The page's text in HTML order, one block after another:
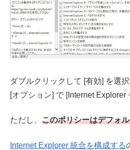
ダブルクリックして [有効] を選択
[オプション] で [Internet Explorer
ただし、 このポリシーはデフォ
Internet Explorer 統合を構成する